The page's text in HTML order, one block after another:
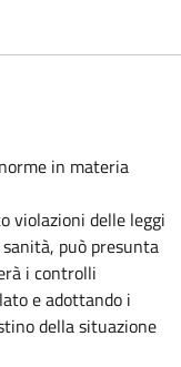
violazioni delle leggi
può presunta
i controlli
e adottando i
della situazione